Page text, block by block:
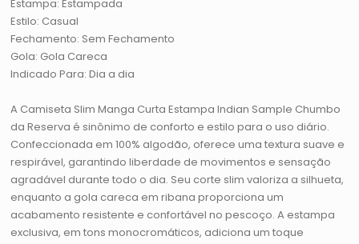
Estampa: Estampada
Estilo: Casual
Fechamento: Sem Fechamento
Gola: Gola Careca
Indicado Para: Dia a dia
A Camiseta Slim Manga Curta Estampa Indian Sample Chumbo
da Reserva é sinônimo de conforto e estilo para o uso diário.
Confeccionada em 100% algodão, oferece uma textura suave e
respirável, garantindo liberdade de movimentos e sensação
agradável durante todo o dia. Seu corte slim valoriza a silhueta,
enquanto a gola careca em ribana proporciona um
acabamento resistente e confortável no pescoço. A estampa
exclusiva, em tons monocromáticos, adiciona um toque